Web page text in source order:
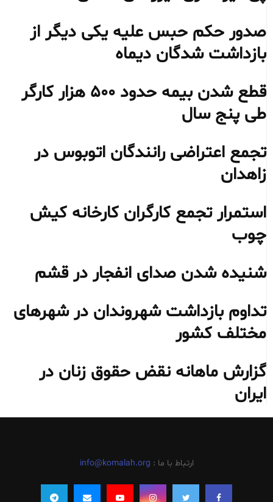
صدور حکم حبس علیه یکی دیگر از
بازداشت شدگان دیماه
قطع شدن بیمه حدود ۵۰۰ هزار کارگر
طی پنج سال
تجمع اعتراضی رانندگان اتوبوس در
زاهدان
استمرار تجمع کارگران کارخانه کیش
چوب
شنیده شدن صدای انفجار در قشم
تداوم بازداشت شهروندان در شهرهای
مختلف کشور
گزارش ماهانه نقض حقوق زنان در
ایران
ارتباط با ما : info@komalah.org